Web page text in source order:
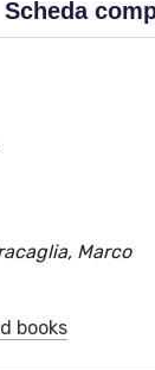
Scheda
Marco
books